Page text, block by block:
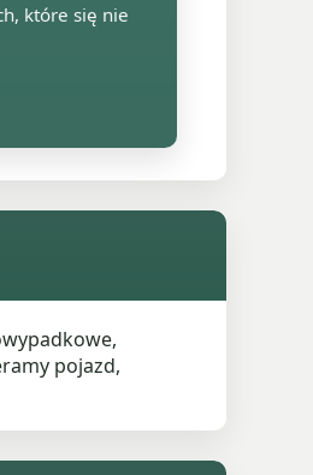
które się nie
pojazd,